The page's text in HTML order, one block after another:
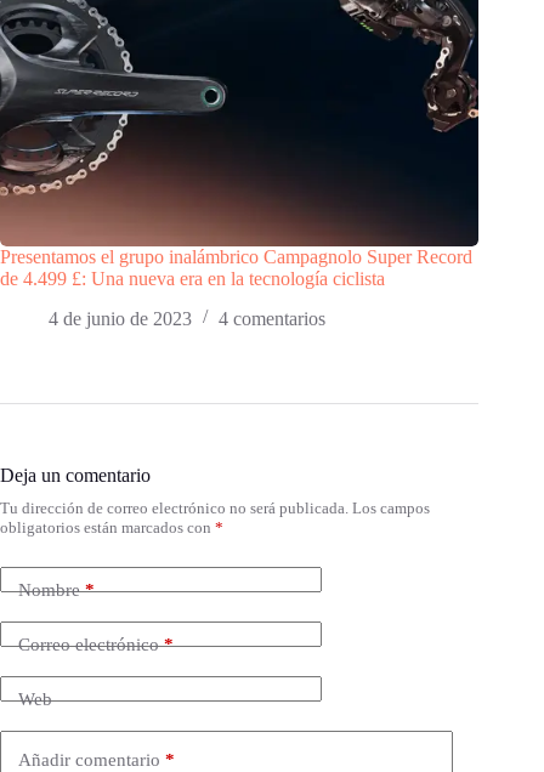
Presentamos el grupo inalámbrico Campagnolo Super Record
de 4.499 £: Una nueva era en la tecnología ciclista
4 de junio de 2023
4 comentarios
Deja un comentario
Tu dirección de correo electrónico no será publicada. Los campos
obligatorios están marcados con *
Nombre*
Correo electrónico*
Web
Añadir comentario *